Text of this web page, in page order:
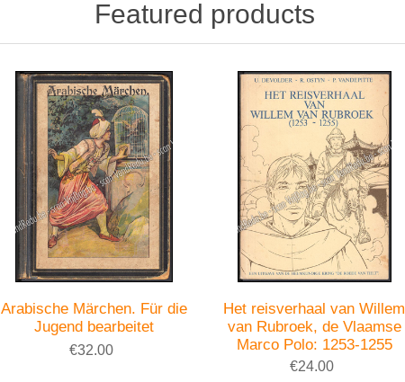
Featured products
Arabische Märchen. Für die
Jugend bearbeitet
€32.00
Het reisverhaal van Willem
van Rubroek, de Vlaamse
Marco Polo: 1253-1255
€24.00